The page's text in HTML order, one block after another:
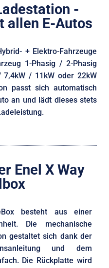
-
allen E-Autos
+ Elektro-Fahrzeuge
1-Phasig / 2-Phasig
/ 11kW oder 22kW
passt sich automatisch
an und lädt dieses stets
Enel X Way
besteht aus einer
Die mechanische
gestaltet sich dank der
und dem
Die Rückplatte wird